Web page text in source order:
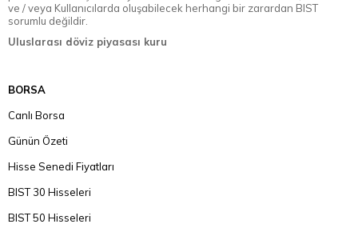
ve / veya Kullanıcılarda oluşabilecek herhangi bir zarardan BIST
sorumlu değildir.
Uluslarası döviz piyasası kuru
BORSA
Canlı Borsa
Günün Özeti
Hisse Senedi Fiyatları
BIST 30 Hisseleri
BIST 50 Hisseleri